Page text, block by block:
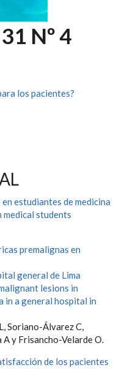
Nº 4
los pacientes?
estudiantes de medicina
students
premalignas en
general de Lima
lesions in
in a general hospital in
Soriano-Álvarez C,
y Frisancho-Velarde O.
de los pacientes